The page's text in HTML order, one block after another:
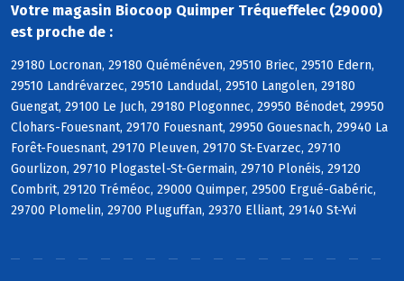
Votre magasin Biocoop Quimper Tréqueffelec (29000)
est proche de :
29180 Locronan, 29180 Quéménéven, 29510 Briec, 29510 Edern,
29510 Landrévarzec, 29510 Landudal, 29510 Langolen, 29180
Guengat, 29100 Le Juch, 29180 Plogonnec, 29950 Bénodet, 29950
Clohars-Fouesnant, 29170 Fouesnant, 29950 Gouesnach, 29940 La
Forêt-Fouesnant, 29170 Pleuven, 29170 St-Evarzec, 29710
Gourlizon, 29710 Plogastel-St-Germain, 29710 Plonéis, 29120
Combrit, 29120 Tréméoc, 29000 Quimper, 29500 Ergué-Gabéric,
29700 Plomelin, 29700 Pluguffan, 29370 Elliant, 29140 St-Yvi